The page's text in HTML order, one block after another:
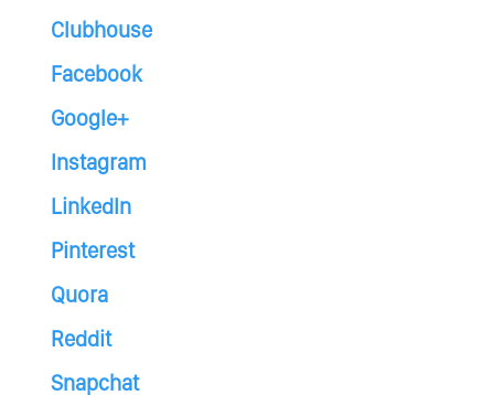
Clubhouse
Facebook
Google+
Instagram
LinkedIn
Pinterest
Quora
Reddit
Snapchat